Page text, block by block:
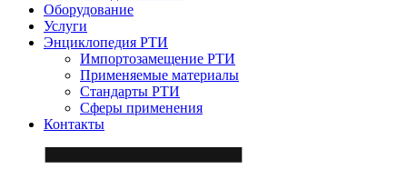
Оборудование
Услуги
Энциклопедия РТИ
Импортозамещение РТИ
Применяемые материалы
Стандарты РТИ
Сферы применения
Контакты